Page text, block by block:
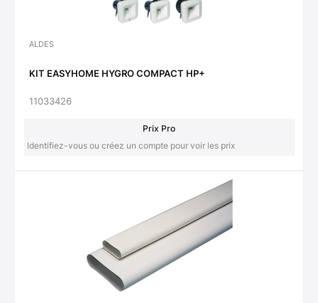
ALDES
KIT EASYHOME HYGRO COMPACT HP+
11033426
Prix Pro
Identifiez-vous ou créez un compte pour voir les prix